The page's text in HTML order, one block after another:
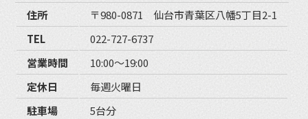
住所
〒980-0871 仙台市青葉区八幡5丁目2-1
TEL
022-727-6737
営業時間
10:00〜19:00
定休日
毎週火曜日
駐車場
5台分